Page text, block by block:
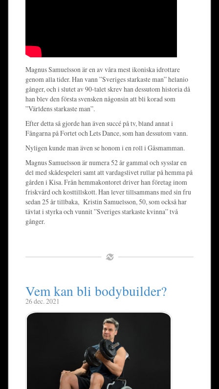
Magnus Samuelsson är en av våra mest ikoniska idrottare
genom alla tider. Han vann ”Sveriges starkaste man” helanio
gånger, och i slutet av 90-talet skrev han dessutom historia då
han blev den första svensken någonsin att bli korad som
”Världens starkaste man”.
Efter detta så gjorde han även succé på tv, bland annat i
Fångarna på Fortet och Lets Dance, som han dessutom vann.
Nyligen kunde man även se honom i en roll i Gåsmamman.
Magnus Samuelsson är numera 52 år gammal och sysslar en
del med skådespeleri samt att vardagslivet rullar på hemma på
gården i Kisa. Från hemmakontoret driver han företag inom
friskvård och kosttillskott. Han lever tillsammans med sin fru
sedan 25 år tillbaka, Kristin Samuelsson, 50, som också har
tävlat i styrka och vunnit ”Sveriges starkaste kvinna” två
gånger.
Vem kan bli bodybuilder?
26 dec. 2021